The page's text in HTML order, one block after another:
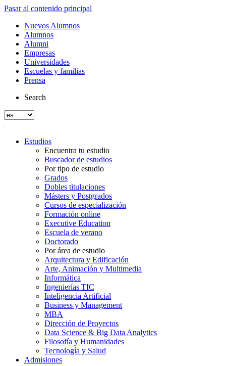
Pasar al contenido principal
Nuevos Alumnos
Alumnos
Alumni
Empresas
Universidades
Escuelas y familias
Prensa
Search
Estudios
Encuentra tu estudio
Buscador de estudios
Por tipo de estudio
Grados
Dobles titulaciones
Másters y Postgrados
Cursos de especialización
Formación online
Executive Education
Escuela de verano
Doctorado
Por área de estudio
Arquitectura y Edificación
Arte, Animación y Multimedia
Informática
Ingenierías TIC
Inteligencia Artificial
Business y Management
MBA
Dirección de Proyectos
Data Science & Big Data Analytics
Filosofía y Humanidades
Tecnología y Salud
Admisiones